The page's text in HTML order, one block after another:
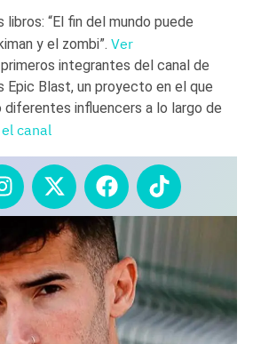
libros: “El fin del mundo puede
y el zombi”. Ver
integrantes del canal de
Blast, un proyecto en el que
diferentes influencers a lo largo de
canal